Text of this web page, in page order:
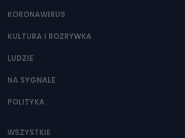
KORONAWIRUS
KULTURA I ROZRYWKA
LUDZIE
NA SYGNALE
POLITYKA
WSZYSTKIE